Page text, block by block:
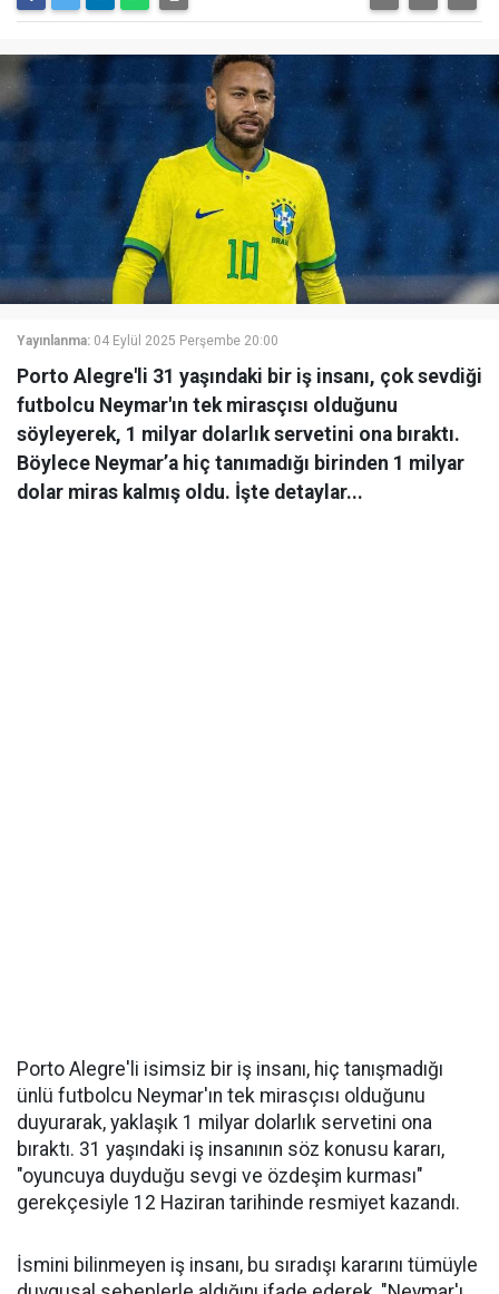
Yayınlanma: 04 Eylül 2025 Perşembe 20:00
Porto Alegre'li 31 yaşındaki bir iş insanı, çok sevdiği
futbolcu Neymar'ın tek mirasçısı olduğunu
söyleyerek, 1 milyar dolarlık servetini ona bıraktı.
Böylece Neymar’a hiç tanımadığı birinden 1 milyar
dolar miras kalmış oldu. İşte detaylar...
Porto Alegre'li isimsiz bir iş insanı, hiç tanışmadığı
ünlü futbolcu Neymar'ın tek mirasçısı olduğunu
duyurarak, yaklaşık 1 milyar dolarlık servetini ona
bıraktı. 31 yaşındaki iş insanının söz konusu kararı,
"oyuncuya duyduğu sevgi ve özdeşim kurması"
gerekçesiyle 12 Haziran tarihinde resmiyet kazandı.
İsmini bilinmeyen iş insanı, bu sıradışı kararını tümüyle